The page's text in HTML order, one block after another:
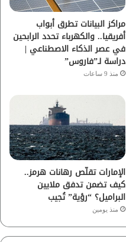
م
مراكز البيانات تطرق أبواب
أفريقيا.. والكهرباء تحدد الرابحين
في عصر الذكاء الاصطناعي |
دراسة لـ”فاروس”
منذ 9 ساعات
الإمارات تقلّص رهانات هرمز..
كيف تضمن تدفق ملايين
البراميل؟ “رؤية” تُجيب
منذ يومين